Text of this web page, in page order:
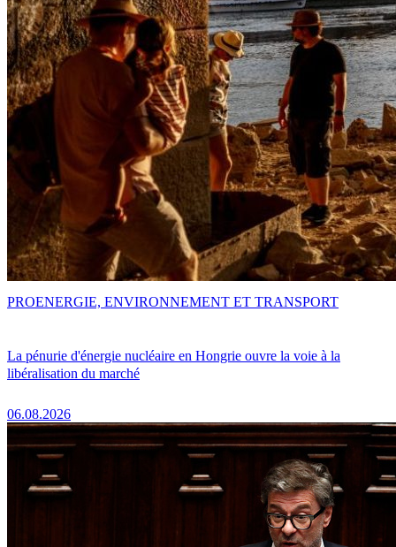
La pénurie d'énergie nucléaire en Hongrie ouvre la voie à la
libéralisation du marché
06.08.2026
PROENERGIE, ENVIRONNEMENT ET TRANSPORT